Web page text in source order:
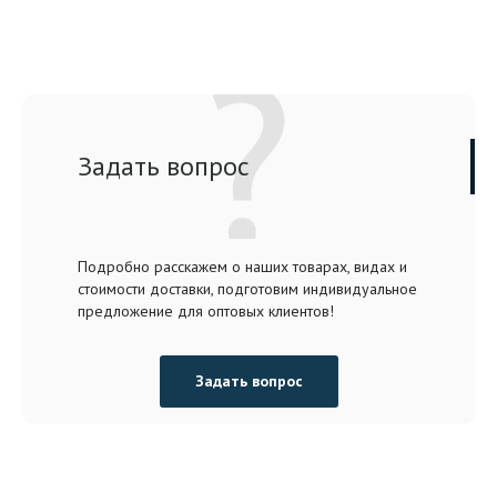
Задать вопрос
Подробно расскажем о наших товарах, видах и
стоимости доставки, подготовим индивидуальное
предложение для оптовых клиентов!
Задать вопрос